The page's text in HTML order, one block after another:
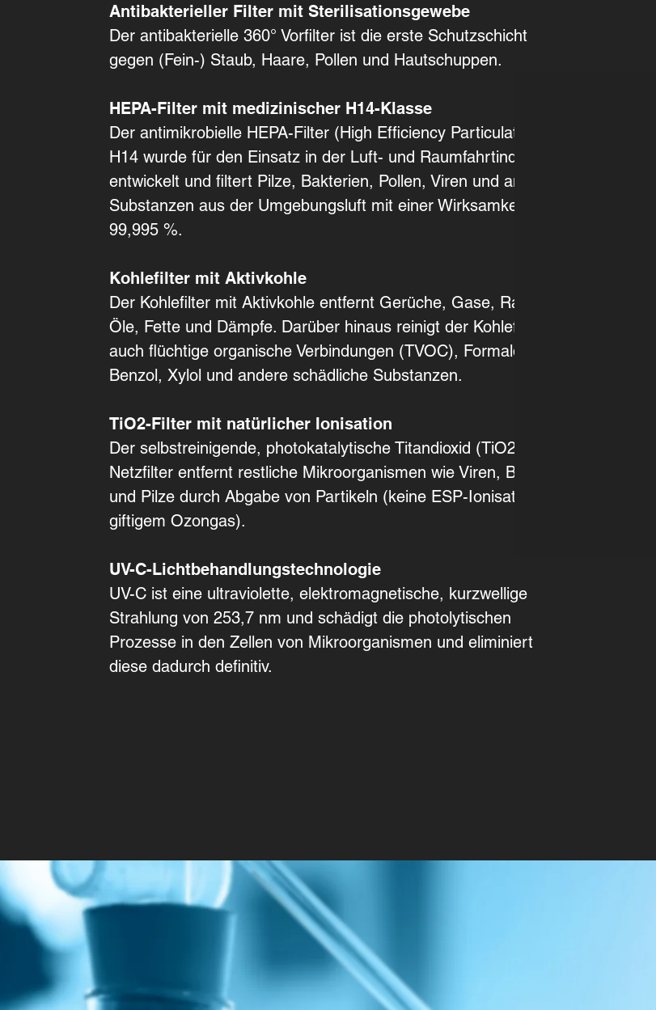
Antibakterieller Filter mit Sterilisationsgewebe
Der antibakterielle 360° Vorfilter ist die erste Schutzschicht
gegen (Fein-) Staub, Haare, Pollen und Hautschuppen.
HEPA-Filter mit medizinischer H14-Klasse
Der antimikrobielle HEPA-Filter (High Efficiency Particulate Air)
H14 wurde für den Einsatz in der Luft- und Raumfahrtindustrie
entwickelt und filtert Pilze, Bakterien, Pollen, Viren und andere
Substanzen aus der Umgebungsluft mit einer Wirksamkeit von
99,995 %.
Kohlefilter mit Aktivkohle
Der Kohlefilter mit Aktivkohle entfernt Gerüche, Gase, Rauch,
Öle, Fette und Dämpfe. Darüber hinaus reinigt der Kohlefilter
auch flüchtige organische Verbindungen (TVOC), Formaldehyd,
Benzol, Xylol und andere schädliche Substanzen.
TiO2-Filter mit natürlicher Ionisation
Der selbstreinigende, photokatalytische Titandioxid (TiO2)-
Netzfilter entfernt restliche Mikroorganismen wie Viren, Bakterien
und Pilze durch Abgabe von Partikeln (keine ESP-Ionisation mit
giftigem Ozongas).
UV-C-Lichtbehandlungstechnologie
UV-C ist eine ultraviolette, elektromagnetische, kurzwellige
Strahlung von 253,7 nm und schädigt die photolytischen
Prozesse in den Zellen von Mikroorganismen und eliminiert
diese dadurch definitiv.